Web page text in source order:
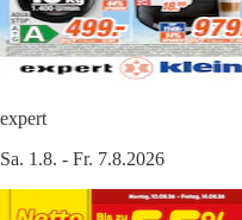
expert
Sa. 1.8. - Fr. 7.8.2026